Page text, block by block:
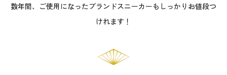
数年間、ご使用になったブランドスニーカーもしっかりお値段つ
けれます！